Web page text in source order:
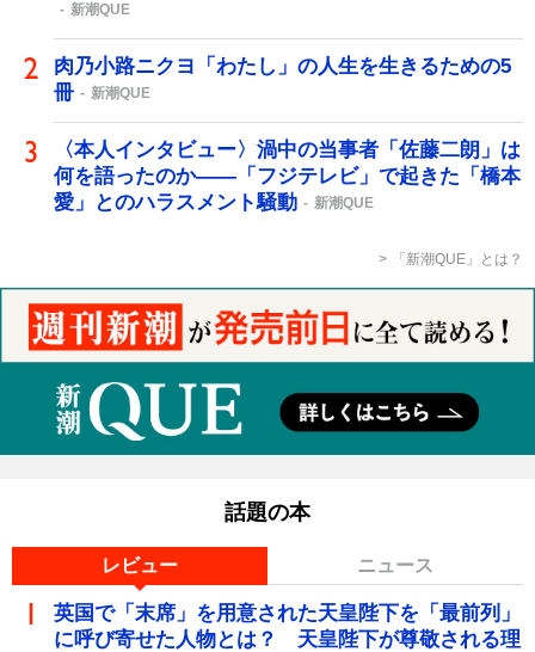
新潮QUE
肉乃小路ニクヨ「わたし」の人生を生きるための5
冊
新潮QUE
〈本人インタビュー〉渦中の当事者「佐藤二朗」は
何を語ったのか――「フジテレビ」で起きた「橋本
愛」とのハラスメント騒動
新潮QUE
「新潮QUE」とは？
話題の本
レビュー ニュース
英国で「末席」を用意された天皇陛下を「最前列」
に呼び寄せた人物とは？ 天皇陛下が尊敬される理